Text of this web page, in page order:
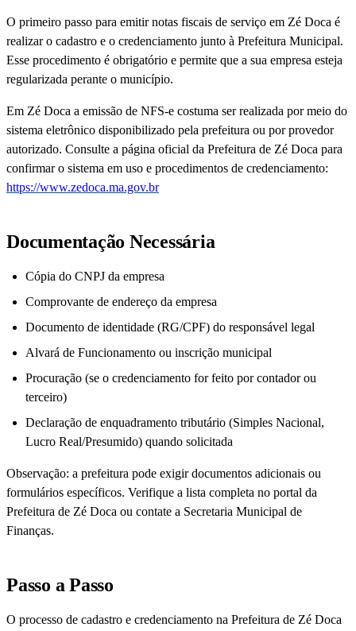
O primeiro passo para emitir notas fiscais de serviço em Zé Doca é
realizar o cadastro e o credenciamento junto à Prefeitura Municipal.
Esse procedimento é obrigatório e permite que a sua empresa esteja
regularizada perante o município.
Em Zé Doca a emissão de NFS-e costuma ser realizada por meio do
sistema eletrônico disponibilizado pela prefeitura ou por provedor
autorizado. Consulte a página oficial da Prefeitura de Zé Doca para
confirmar o sistema em uso e procedimentos de credenciamento:
https://www.zedoca.ma.gov.br
Documentação Necessária
Cópia do CNPJ da empresa
Comprovante de endereço da empresa
Documento de identidade (RG/CPF) do responsável legal
Alvará de Funcionamento ou inscrição municipal
Procuração (se o credenciamento for feito por contador ou
terceiro)
Declaração de enquadramento tributário (Simples Nacional,
Lucro Real/Presumido) quando solicitada
Observação: a prefeitura pode exigir documentos adicionais ou
formulários específicos. Verifique a lista completa no portal da
Prefeitura de Zé Doca ou contate a Secretaria Municipal de
Finanças.
Passo a Passo
O processo de cadastro e credenciamento na Prefeitura de Zé Doca